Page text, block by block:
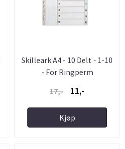
Skilleark A4 - 10 Delt - 1-10
- For Ringperm
17,-
11,-
Kjøp